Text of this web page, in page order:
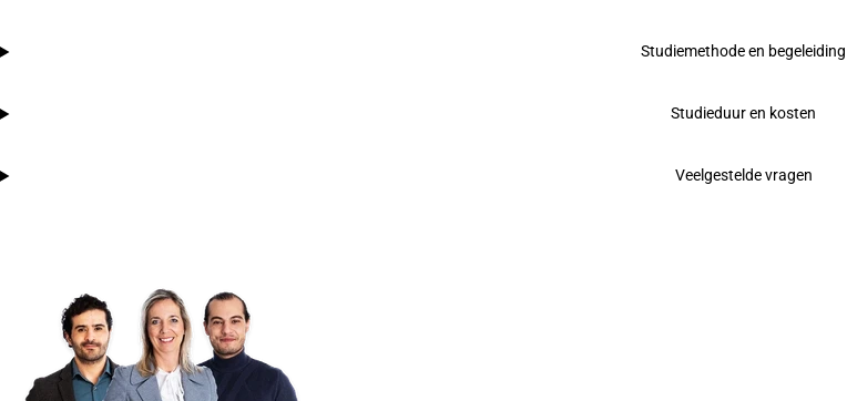
Studiemethode en begeleiding
Studieduur en kosten
Veelgestelde vragen